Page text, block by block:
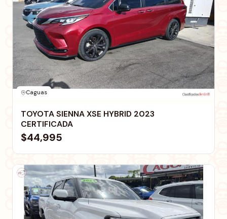
Caguas
TOYOTA SIENNA XSE HYBRID 2023
CERTIFICADA
$44,995